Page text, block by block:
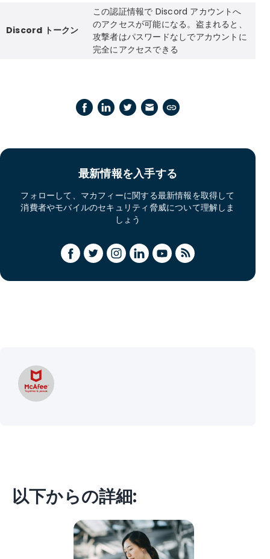
Discord トークン
この認証情報で Discord アカウントへ
のアクセスが可能になる。盗まれると、
攻撃者はパスワードなしでアカウントに
完全にアクセスできる
最新情報を入手する
フォローして、マカフィーに関する最新情報を取得して
消費者やモバイルのセキュリティ脅威について理解しま
しょう
以下からの詳細: